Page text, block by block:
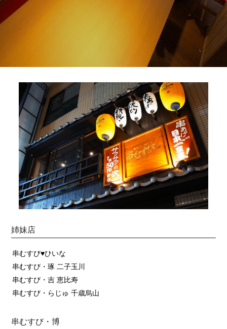
姉妹店
串むすび♥ひいな
串むすび・琢 二子玉川
串むすび・吉 恵比寿
串むすび・らじゅ 千歳烏山
串むすび・博